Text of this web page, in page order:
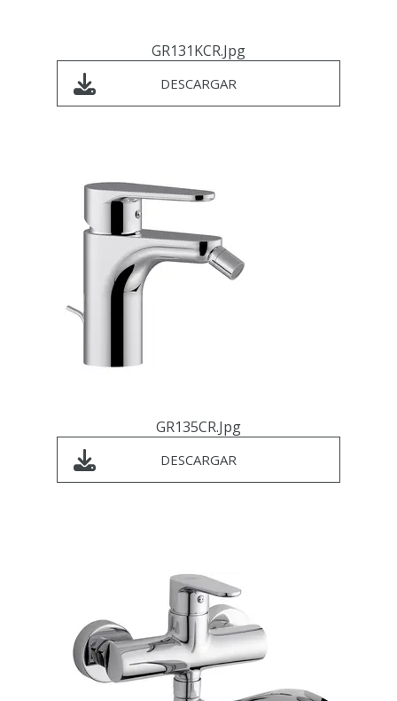
GR131KCR.jpg
DESCARGAR
GR135CR.jpg
DESCARGAR